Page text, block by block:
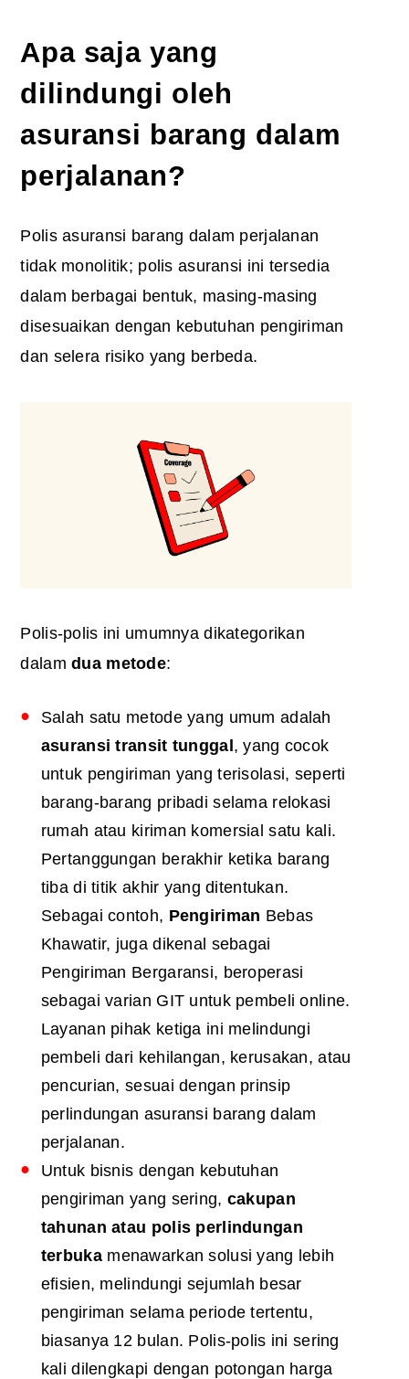
Apa saja yang
dilindungi oleh
asuransi barang dalam
perjalanan?
Polis asuransi barang dalam perjalanan
tidak monolitik; polis asuransi ini tersedia
dalam berbagai bentuk, masing-masing
disesuaikan dengan kebutuhan pengiriman
dan selera risiko yang berbeda.
Polis-polis ini umumnya dikategorikan
dalam dua metode:
Salah satu metode yang umum adalah
asuransi transit tunggal, yang cocok
untuk pengiriman yang terisolasi, seperti
barang-barang pribadi selama relokasi
rumah atau kiriman komersial satu kali.
Pertanggungan berakhir ketika barang
tiba di titik akhir yang ditentukan.
Sebagai contoh, Pengiriman Bebas
Khawatir, juga dikenal sebagai
Pengiriman Bergaransi, beroperasi
sebagai varian GIT untuk pembeli online.
Layanan pihak ketiga ini melindungi
pembeli dari kehilangan, kerusakan, atau
pencurian, sesuai dengan prinsip
perlindungan asuransi barang dalam
perjalanan.
Untuk bisnis dengan kebutuhan
pengiriman yang sering, cakupan
tahunan atau polis perlindungan
terbukamenawarkan solusi yang lebih
efisien, melindungi sejumlah besar
pengiriman selama periode tertentu,
biasanya 12 bulan. Polis-polis ini sering
kali dilengkapi dengan potongan harga